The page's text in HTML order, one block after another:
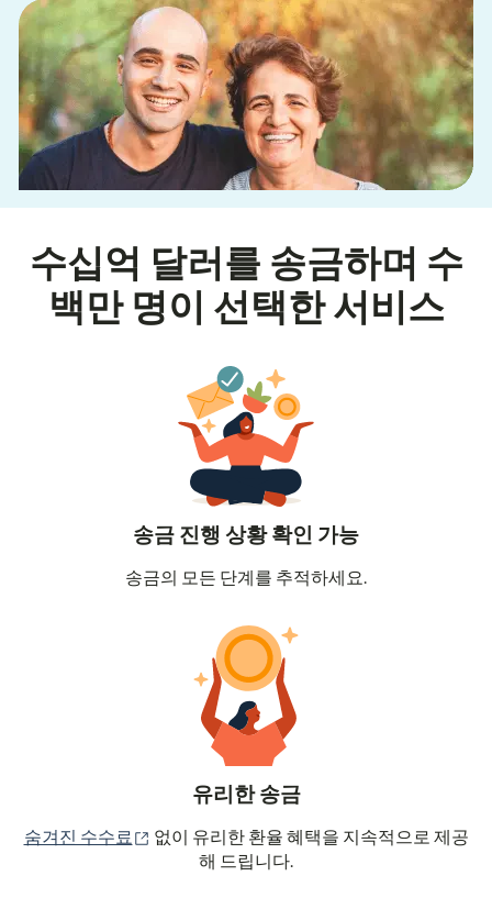
수십억 달러를 송금하며 수
백만 명이 선택한 서비스
송금 진행 상황 확인 가능
송금의 모든 단계를 추적하세요.
유리한 송금
숨겨진 수수료 (새 창에서 열림)
없이 유리한 환율 혜택을 지속적으로 제공
해 드립니다.